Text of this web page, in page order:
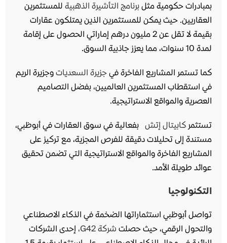
بمبادرات حكومية مثل برنامج التأشيرة الذهبية للمستثمرين
العقاريين. حيث يمكن للمستثمرين الذين يمتلكون عقارات
بقيمة لا تقل عن 2 مليون درهم إماراتي الحصول على إقامة
لمدة 10 سنوات، مما يعزز جاذبية السوق.
كما تستمر المشاريع الفاخرة في جزيرة السعديات وجزيرة الريم
في استقطاب المستثمرين العالميين، بفضل التصاميم
العصرية والمواقع الاستراتيجية.
تستثمر كابيتال إتش
بفعالية في سوق العقارات في أبوظبي،
مستندة إلى تحليلات دقيقة للفرص المجزية، مع تركيز على
المشاريع الفاخرة والمواقع الاستراتيجية التي تضمن تحقيق
عوائد طويلة الأمد.
التكنولوجيا
تواصل أبوظبي استثماراتها الضخمة في الذكاء الاصطناعي
والتحول الرقمي، حيث حصلت شركة G42،
إحدى الشركات